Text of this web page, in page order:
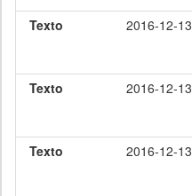
Texto
2016-12-13
Texto
2016-12-13
Texto
2016-12-13